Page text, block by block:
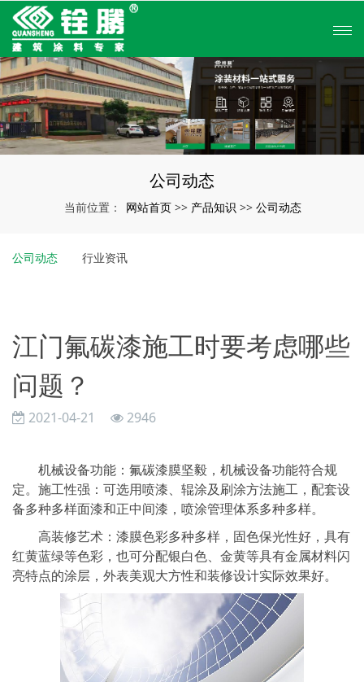
公司动态
当前位置： 网站首页 >> 产品知识 >> 公司动态
公司动态 行业资讯
江门氟碳漆施工时要考虑哪些
问题？
2021-04-21 2946
机械设备功能：氟碳漆膜坚毅，机械设备功能符合规
定。施工性强：可选用喷漆、辊涂及刷涂方法施工，配套设
备多种多样面漆和正中间漆，喷涂管理体系多种多样。
高装修艺术：漆膜色彩多种多样，固色保光性好，具有
红黄蓝绿等色彩，也可分配银白色、金黄等具有金属材料闪
亮特点的涂层，外表美观大方性和装修设计实际效果好。